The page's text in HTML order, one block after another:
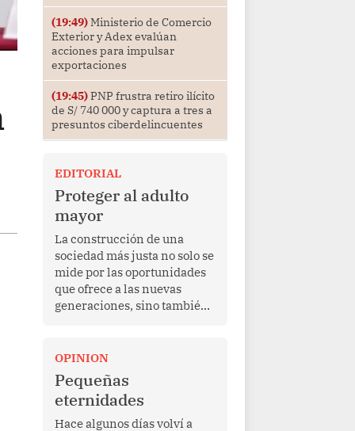
(19:49)Ministerio de Comercio
Exterior y Adex evalúan
acciones para impulsar
exportaciones
(19:45)PNP frustra retiro ilícito
de S/ 740 000 y captura a tres a
presuntos ciberdelincuentes
EDITORIAL
Proteger al adulto
mayor
La construcción de una
sociedad más justa no solo se
mide por las oportunidades
que ofrece a las nuevas
generaciones, sino también
de una vida de esfuerzo y
trabajo, afrontan la vejez en
condiciones de
vulnerabilidad. El anuncio
formulado por la presidenta
OPINION
Pequeñas
eternidades
Hace algunos días volví a